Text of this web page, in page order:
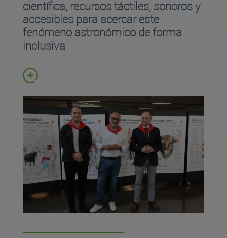
científica, recursos táctiles, sonoros y
accesibles para acercar este
fenómeno astronómico de forma
inclusiva